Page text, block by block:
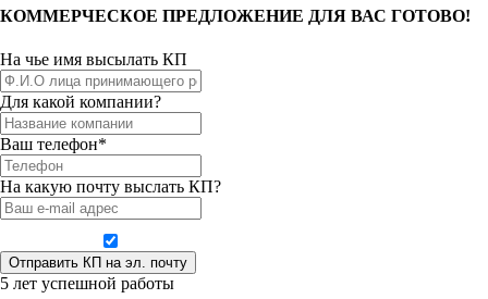
КОММЕРЧЕСКОЕ ПРЕДЛОЖЕНИЕ ДЛЯ ВАС ГОТОВО!
На чье имя высылать КП
Для какой компании?
Ваш телефон*
На какую почту выслать КП?
5 лет успешной работы